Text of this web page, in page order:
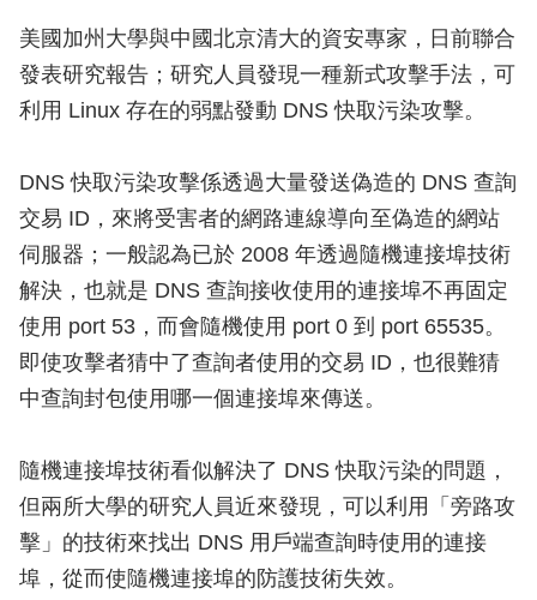
美國加州大學與中國北京清大的資安專家，日前聯合
發表研究報告；研究人員發現一種新式攻擊手法，可
利用 Linux 存在的弱點發動 DNS 快取污染攻擊。
DNS 快取污染攻擊係透過大量發送偽造的 DNS 查詢
交易 ID，來將受害者的網路連線導向至偽造的網站
伺服器；一般認為已於 2008 年透過隨機連接埠技術
解決，也就是 DNS 查詢接收使用的連接埠不再固定
使用 port 53，而會隨機使用 port 0 到 port 65535。
即使攻擊者猜中了查詢者使用的交易 ID，也很難猜
中查詢封包使用哪一個連接埠來傳送。
隨機連接埠技術看似解決了 DNS 快取污染的問題，
但兩所大學的研究人員近來發現，可以利用「旁路攻
擊」的技術來找出 DNS 用戶端查詢時使用的連接
埠，從而使隨機連接埠的防護技術失效。